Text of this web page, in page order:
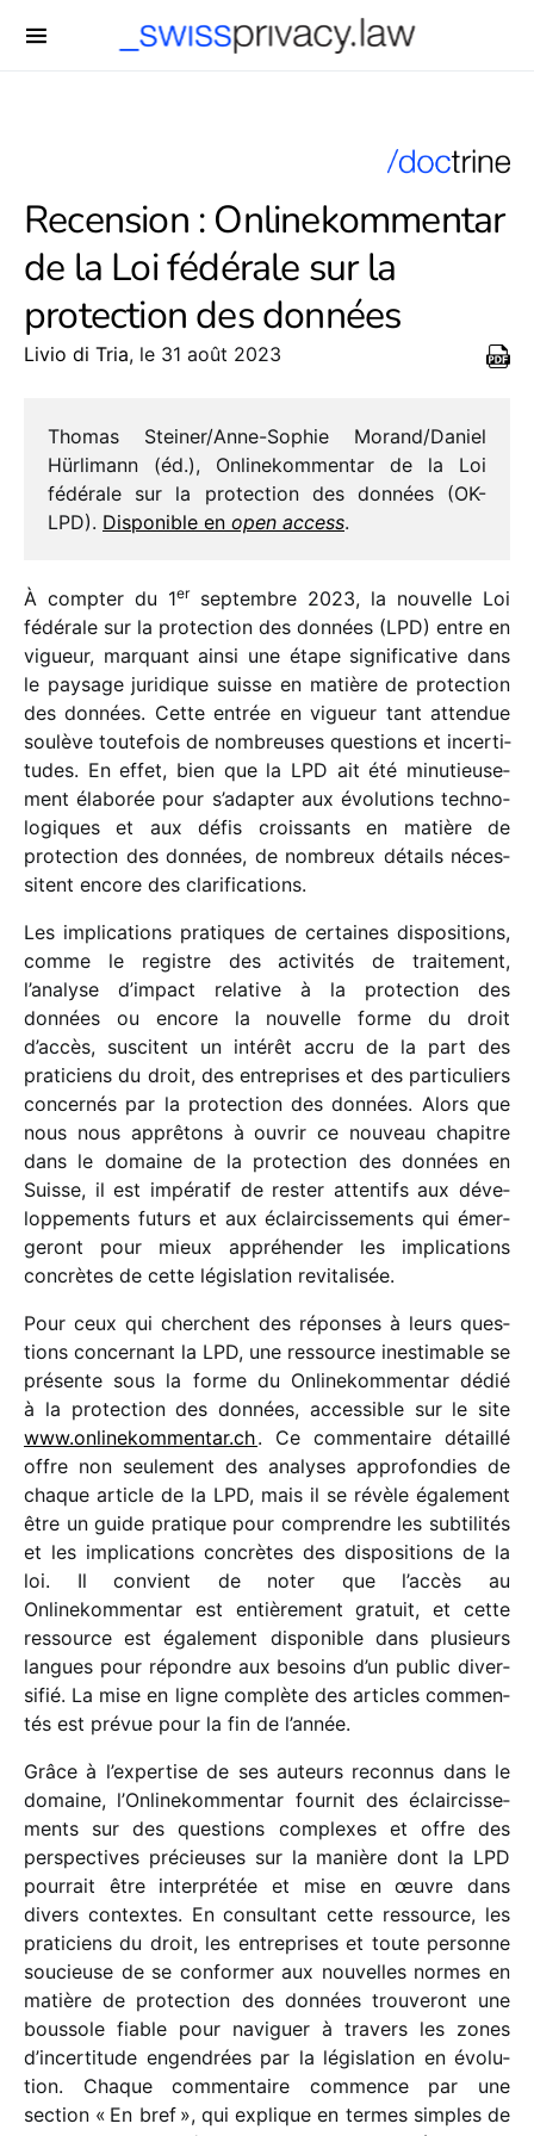
Recension : Onlinekommentar
de la Loi fédérale sur la
protection des données
Livio di Tria, le 31 août 2023
Thomas Steiner/Anne-Sophie Morand/​Daniel
Hürlimann (éd.), Onlinekommentar de la Loi
fédé­rale sur la protec­tion des données (OK-
LPD). Disponible en open access.
À comp­ter du 1erseptembre 2023, la nouvelle Loi
fédé­rale sur la protec­tion des données (LPD) entre en
vigueur, marquant ainsi une étape signi­fi­ca­tive dans
le paysage juri­dique suisse en matière de protec­tion
des données. Cette entrée en vigueur tant atten­due
soulève toute­fois de nombreuses ques­tions et incer­ti­
tudes. En effet, bien que la LPD ait été minu­tieu­se­
ment élabo­rée pour s’adapter aux évolu­tions tech­no­
lo­giques et aux défis crois­sants en matière de
protec­tion des données, de nombreux détails néces­
sitent encore des clarifications.
Les impli­ca­tions pratiques de certaines dispo­si­tions,
comme le registre des acti­vi­tés de trai­te­ment,
l’analyse d’impact rela­tive à la protec­tion des
données ou encore la nouvelle forme du droit
d’accès, suscitent un inté­rêt accru de la part des
prati­ciens du droit, des entre­prises et des parti­cu­liers
concer­nés par la protec­tion des données. Alors que
nous nous apprê­tons à ouvrir ce nouveau chapitre
dans le domaine de la protec­tion des données en
Suisse, il est impé­ra­tif de rester atten­tifs aux déve­
lop­pe­ments futurs et aux éclair­cis­se­ments qui émer­
ge­ront pour mieux appré­hen­der les impli­ca­tions
concrètes de cette légis­la­tion revitalisée.
Pour ceux qui cherchent des réponses à leurs ques­
tions concer­nant la LPD, une ressource ines­ti­mable se
présente sous la forme du Onlinekommentar dédié
à la protec­tion des données, acces­sible sur le site
www​.onli​ne​kom​men​tar​.ch. Ce commen­taire détaillé
offre non seule­ment des analyses appro­fon­dies de
chaque article de la LPD, mais il se révèle égale­ment
être un guide pratique pour comprendre les subti­li­tés
et les impli­ca­tions concrètes des dispo­si­tions de la
loi. Il convient de noter que l’accès au
Onlinekommentar est entiè­re­ment gratuit, et cette
ressource est égale­ment dispo­nible dans plusieurs
langues pour répondre aux besoins d’un public diver­
si­fié. La mise en ligne complète des articles commen­
tés est prévue pour la fin de l’année.
Grâce à l’expertise de ses auteurs recon­nus dans le
domaine, l’Onlinekommentar four­nit des éclair­cis­se­
ments sur des ques­tions complexes et offre des
pers­pec­tives précieuses sur la manière dont la LPD
pour­rait être inter­pré­tée et mise en œuvre dans
divers contextes. En consul­tant cette ressource, les
prati­ciens du droit, les entre­prises et toute personne
soucieuse de se confor­mer aux nouvelles normes en
matière de protec­tion des données trou­ve­ront une
bous­sole fiable pour navi­guer à travers les zones
d’incertitude engen­drées par la légis­la­tion en évolu­
tion. Chaque commen­taire commence par une
section « En bref », qui explique en termes simples de